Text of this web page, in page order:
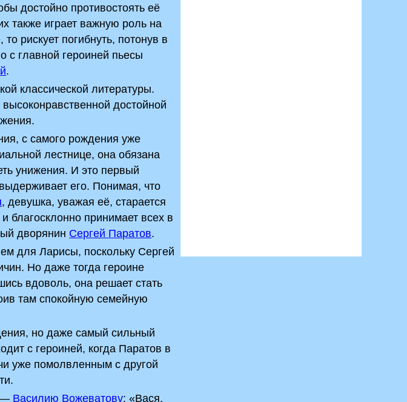
достойно противостоять её
также играет важную роль на
рискует погибнуть, потонув в
с главной героиней пьесы
.
классической литературы.
достойной
с самого рождения уже
лестнице, она обязана
унижения. И это первый
его. Понимая, что
, девушка, уважая её, старается
благосклонно принимает всех в
дворянин Сергей Паратов.
для Ларисы, поскольку Сергей
Но даже тогда героине
вдоволь, она решает стать
там спокойную семейную
но даже самый сильный
с героиней, когда Паратов в
уже помолвленным с другой
— Василию Вожеватову: «Вася,